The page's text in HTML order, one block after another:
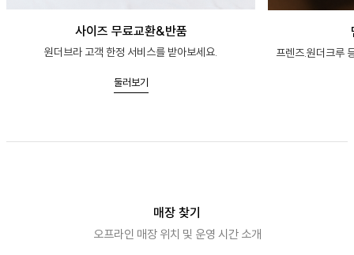
사이즈 무료교환&반품
원더브라 고객 한정 서비스를 받아보세요.
둘러보기
프렌즈.원더크루
매장 찾기
오프라인 매장 위치 및 운영 시간 소개